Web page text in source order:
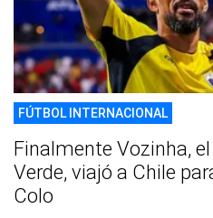
FÚTBOL INTERNACIONAL
Finalmente Vozinha,
Verde, viajó a Chile
Colo